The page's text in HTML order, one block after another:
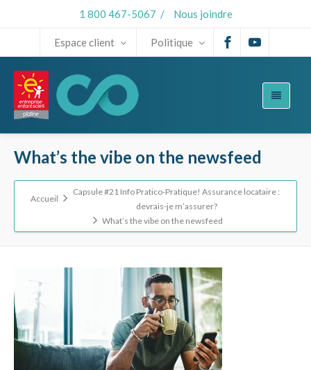
1 800 467-5067 / Nous joindre
Espace client Politique
What’s the vibe on the newsfeed
Accueil
Capsule #21 Info Pratico-Pratique! Assurance locataire :
devrais-je m’assurer?
What’s the vibe on the newsfeed